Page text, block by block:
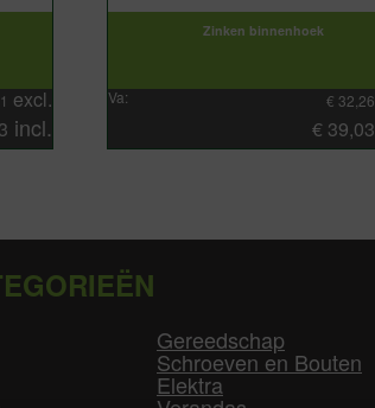
excl.
incl.
Zinken binnenhoek
Va: € 32,26
€ 39,03
Gereedschap
Schroeven en Bouten
Elektra